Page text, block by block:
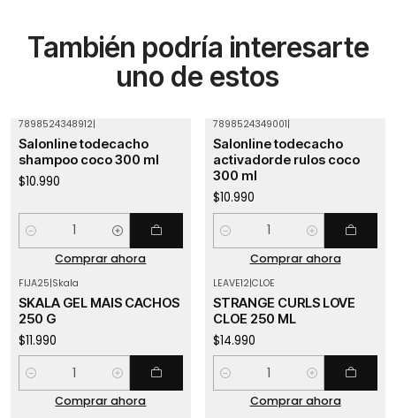
También podría interesarte
uno de estos
7898524348912|
Salonline todecacho
shampoo coco 300 ml
$10.990
Cantidad
Comprar ahora
7898524349001|
Salonline todecacho
activadorde rulos coco
300 ml
$10.990
Cantidad
Comprar ahora
FIJA25|Skala
SKALA GEL MAIS CACHOS
250 G
$11.990
Cantidad
Comprar ahora
LEAVE12|CLOE
STRANGE CURLS LOVE
CLOE 250 ML
$14.990
Cantidad
Comprar ahora